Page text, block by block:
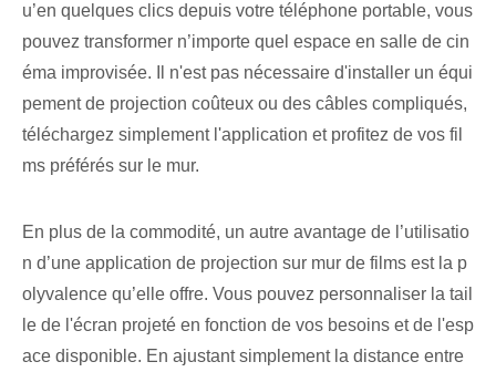
u’en quelques clics depuis votre téléphone portable, vous
pouvez transformer n’importe quel espace en salle de cin
éma improvisée. Il n'est pas nécessaire d'installer un équi
pement de projection coûteux ou des câbles compliqués,
téléchargez simplement l'application et profitez de vos fil
ms préférés sur le mur.
En plus de la commodité, un autre avantage de l’utilisatio
n d’une application de projection sur mur de films est la p
olyvalence qu’elle offre. Vous pouvez personnaliser la tail
le de l'écran projeté en fonction de vos besoins et de l'esp
ace disponible. En ajustant simplement la distance entre